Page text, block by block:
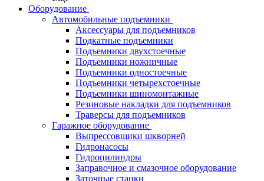
Оборудование
Автомобильные подъемники
Аксессуары для подъемников
Подкатные подъемники
Подъемники двухстоечные
Подъемники ножничные
Подъемники одностоечные
Подъемники четырехстоечные
Подъемники шиномонтажные
Резиновые накладки для подъемников
Траверсы для подъемников
Гаражное оборудование
Выпрессовщики шкворней
Гидронасосы
Гидроцилиндры
Заправочное и смазочное оборудование
Заточные станки